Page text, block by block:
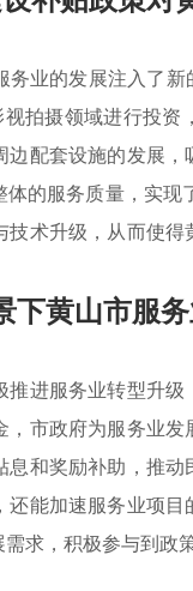
业的发展注入了
拍摄领域进行投
配套设施的发展
的服务质量，实现
术升级，从而使
下黄山市服
进服务业转型升级
市政府为服务业
和奖励补助，推
能加速服务业项
求，积极参与到政